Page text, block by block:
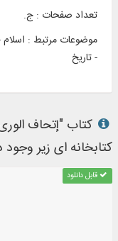
تعداد صفحات : ج.
موضوعات مرتبط :
- تاریخ
کتاب "إتحاف
کتابخانه ای زیر وجود
قابل دانلود